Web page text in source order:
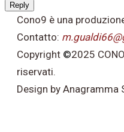
Reply
Cono9 è una
Contatto:
Copyright ©2025
riservati.
Design by Anagramma